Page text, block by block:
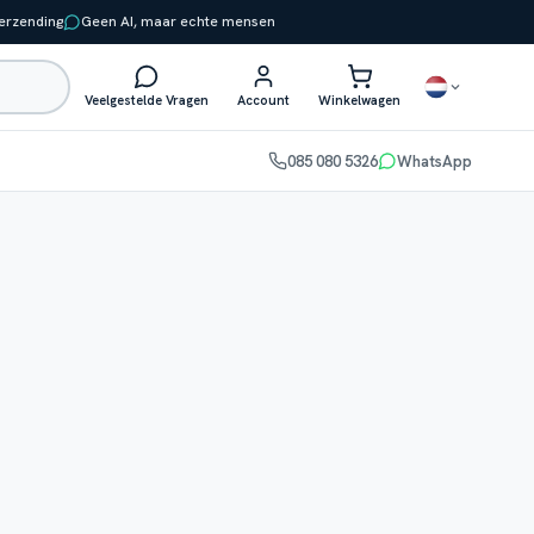
Geen AI, maar echte mensen
Veelgestelde Vragen Account Winkelwagen
085 080 5326 WhatsApp